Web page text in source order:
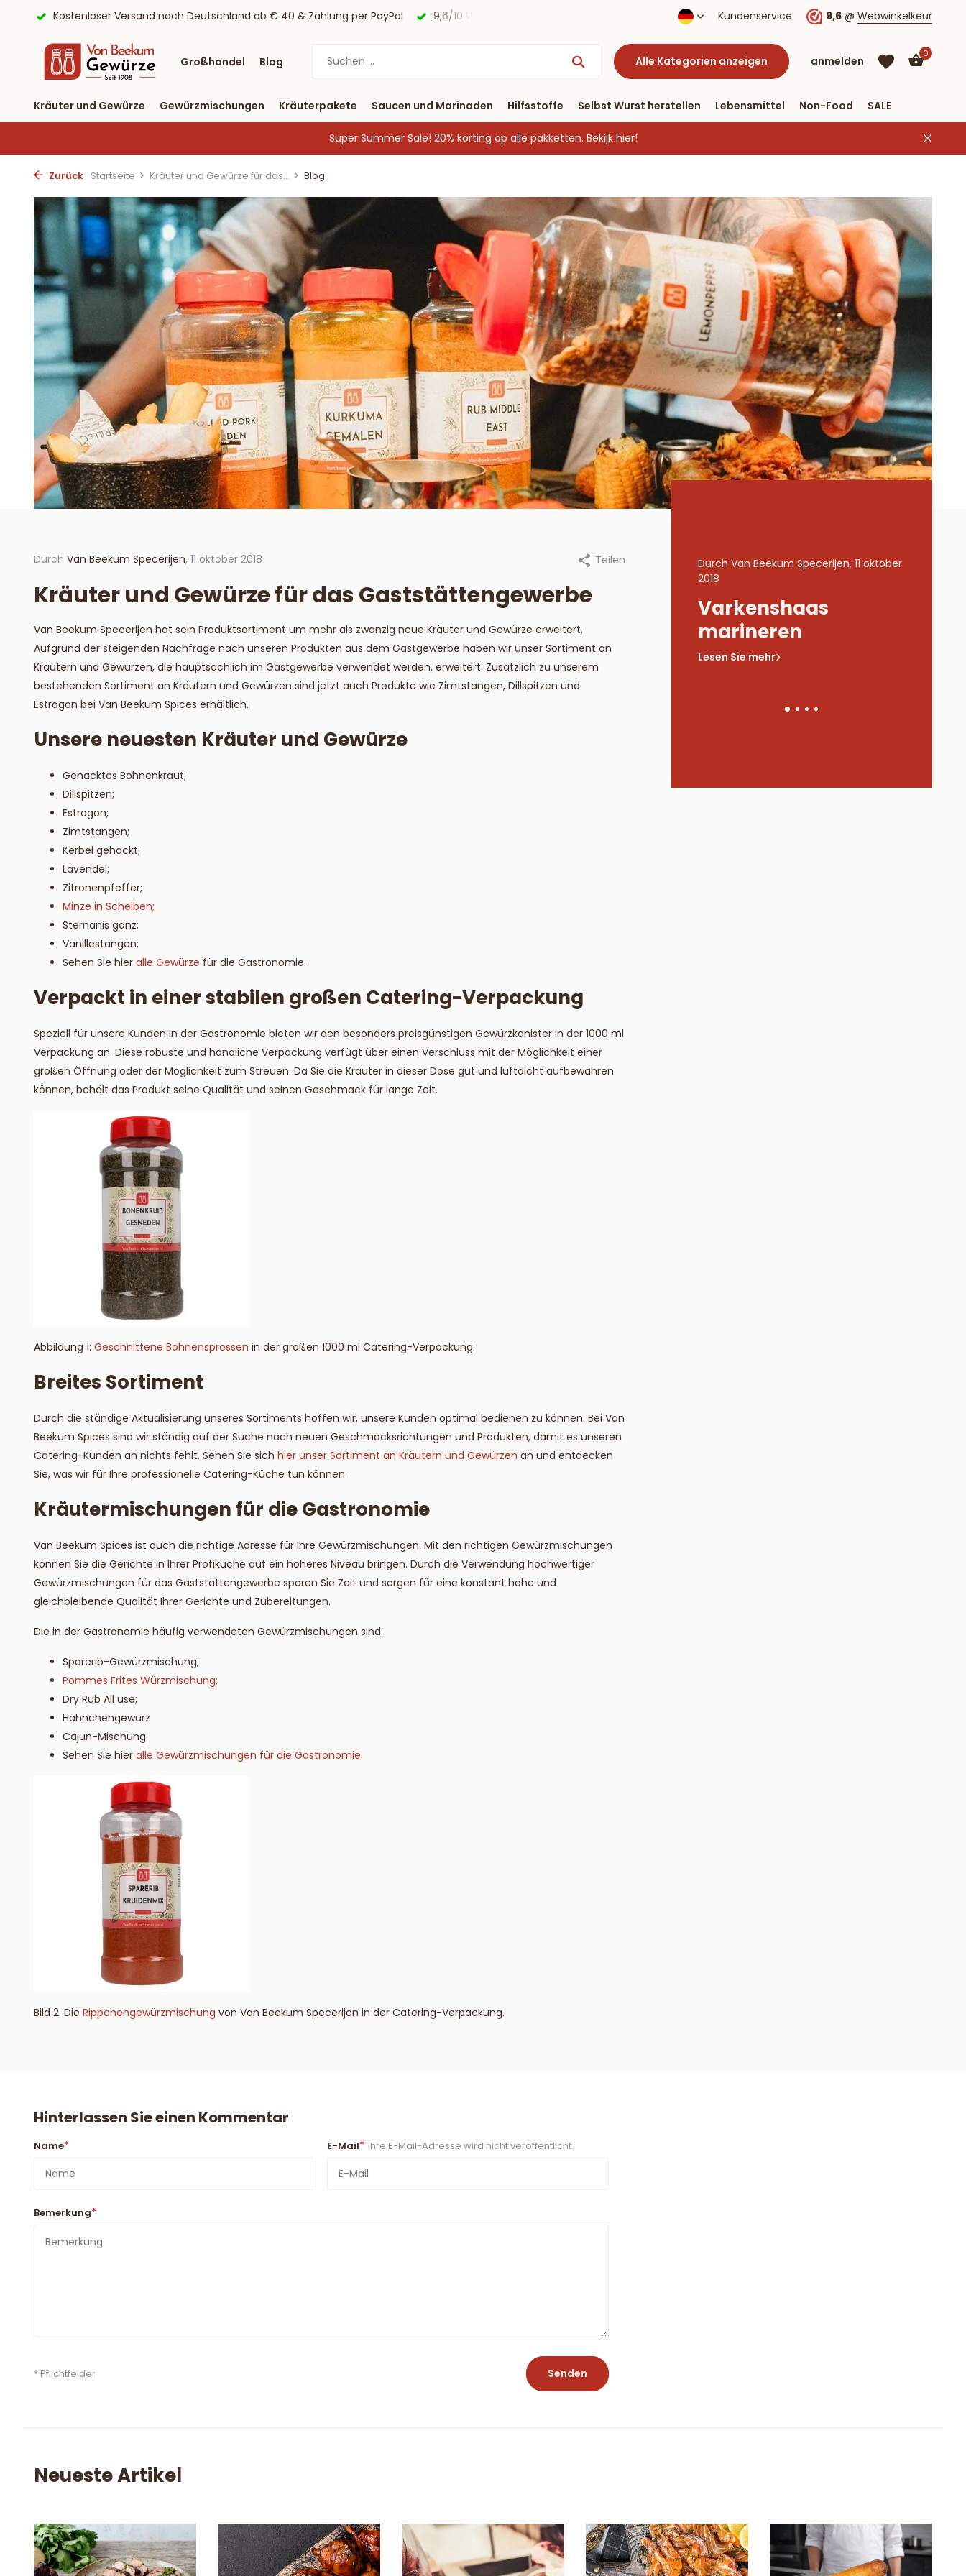
9,6/10 Webwinkelkeur ✔ Lieferung binnen drei Tagen Kostenloser Versand nach Deutschland ab € 40 & Zahlung per PayPalKundenservice 9,6 @ Webwinkelkeur
Großhandel Blog Alle Kategorien anzeigen anmelden
Benutzerkonto
anlegen
Benutzerkonto
anlegen
0
Kräuter und Gewürze Gewürzmischungen Kräuterpakete Saucen und Marinaden Hilfsstoffe Selbst Wurst herstellen Lebensmittel Non-Food SALE
Super Summer Sale! 20% korting op alle pakketten. Bekijk hier!
Zurück Startseite Kräuter und Gewürze für das... Blog
Durch Van Beekum Specerijen, 11 oktober 2018 Teilen
Kräuter und Gewürze für das Gaststättengewerbe
Van Beekum Specerijen hat sein Produktsortiment um mehr als zwanzig neue Kräuter und Gewürze erweitert.
Aufgrund der steigenden Nachfrage nach unseren Produkten aus dem Gastgewerbe haben wir unser Sortiment an
Kräutern und Gewürzen, die hauptsächlich im Gastgewerbe verwendet werden, erweitert. Zusätzlich zu unserem
bestehenden Sortiment an Kräutern und Gewürzen sind jetzt auch Produkte wie Zimtstangen, Dillspitzen und
Estragon bei Van Beekum Spices erhältlich.
Unsere neuesten Kräuter und Gewürze
Gehacktes Bohnenkraut;
Dillspitzen;
Estragon;
Zimtstangen;
Kerbel gehackt;
Lavendel;
Zitronenpfeffer;
Minze in Scheiben;
Sternanis ganz;
Vanillestangen;
Sehen Sie hier alle Gewürze für die Gastronomie.
Verpackt in einer stabilen großen Catering-Verpackung
Speziell für unsere Kunden in der Gastronomie bieten wir den besonders preisgünstigen Gewürzkanister in der 1000 ml
Verpackung an. Diese robuste und handliche Verpackung verfügt über einen Verschluss mit der Möglichkeit einer
großen Öffnung oder der Möglichkeit zum Streuen. Da Sie die Kräuter in dieser Dose gut und luftdicht aufbewahren
können, behält das Produkt seine Qualität und seinen Geschmack für lange Zeit.
Abbildung 1: Geschnittene Bohnensprossen in der großen 1000 ml Catering-Verpackung.
Breites Sortiment
Durch die ständige Aktualisierung unseres Sortiments hoffen wir, unsere Kunden optimal bedienen zu können. Bei Van
Beekum Spices sind wir ständig auf der Suche nach neuen Geschmacksrichtungen und Produkten, damit es unseren
Catering-Kunden an nichts fehlt. Sehen Sie sich hier unser Sortiment an Kräutern und Gewürzen an und entdecken
Sie, was wir für Ihre professionelle Catering-Küche tun können.
Kräutermischungen für die Gastronomie
Van Beekum Spices ist auch die richtige Adresse für Ihre Gewürzmischungen. Mit den richtigen Gewürzmischungen
können Sie die Gerichte in Ihrer Profiküche auf ein höheres Niveau bringen. Durch die Verwendung hochwertiger
Gewürzmischungen für das Gaststättengewerbe sparen Sie Zeit und sorgen für eine konstant hohe und
gleichbleibende Qualität Ihrer Gerichte und Zubereitungen.
Die in der Gastronomie häufig verwendeten Gewürzmischungen sind:
Sparerib-Gewürzmischung;
Pommes Frites Würzmischung;
Dry Rub All use;
Hähnchengewürz
Cajun-Mischung
Sehen Sie hier alle Gewürzmischungen für die Gastronomie.
Bild 2: Die Rippchengewürzmischung von Van Beekum Specerijen in der Catering-Verpackung.
Hoe steek je een
houtskool BBQ aan?
Durch Van Beekum Specerijen, 11 oktober
Die besten
Marinaden für Lachs
Durch Van Beekum Specerijen, 11 oktober
2018
Varkenshaas
marineren
Lesen Sie mehr
Hinterlassen Sie einen Kommentar
Name* E-Mail* Ihre E-Mail-Adresse wird nicht veröffentlicht.
Bemerkung*
* Pflichtfelder Senden
Neueste Artikel